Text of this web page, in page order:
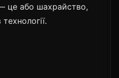
це або шахрайство,